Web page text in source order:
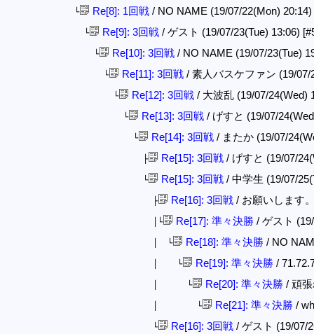
└ Re[8]: 1回戦 / NO NAME (19/07/22(Mon) 20:14)
└ Re[9]: 3回戦 / ゲスト (19/07/23(Tue) 13:06)
└ Re[10]: 3回戦 / NO NAME (19/07/23(Tue)
└ Re[11]: 3回戦 / 素人バスケファン (19/
└ Re[12]: 3回戦 / 大波乱 (19/07/24(Wed)
└ Re[13]: 3回戦 / げすと (19/07/
└ Re[14]: 3回戦 / またか (19/07/
├ Re[15]: 3回戦 / げすと (19/07/
└ Re[15]: 3回戦 / 中学生 (19/07/
├ Re[16]: 3回戦 / お願いします
│└ Re[17]: 準々決勝 / ゲスト
│ └ Re[18]: 準々決勝 / NO
│ └ Re[19]: 準々決勝 /
│ └ Re[20]: 準々決勝 / 頑
│ └ Re[21]: 準々決勝 /
└ Re[16]: 3回戦 / ゲスト (19/07/